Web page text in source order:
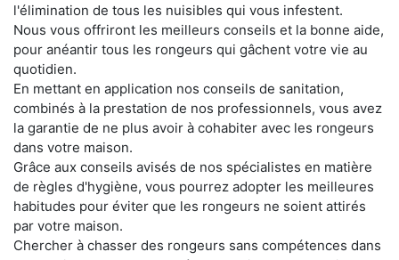
l'élimination de tous les nuisibles qui vous infestent.
Nous vous offriront les meilleurs conseils et la bonne aide,
pour anéantir tous les rongeurs qui gâchent votre vie au
quotidien.
En mettant en application nos conseils de sanitation,
combinés à la prestation de nos professionnels, vous avez
la garantie de ne plus avoir à cohabiter avec les rongeurs
dans votre maison.
Grâce aux conseils avisés de nos spécialistes en matière
de règles d'hygiène, vous pourrez adopter les meilleures
habitudes pour éviter que les rongeurs ne soient attirés
par votre maison.
Chercher à chasser des rongeurs sans compétences dans